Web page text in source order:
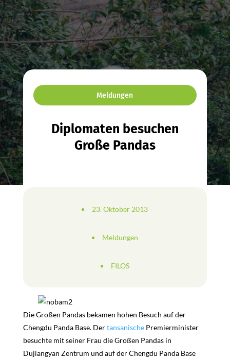
Meldungen
Diplomaten besuchen
Große Pandas
23. Oktober 2013
Meldungen
FILOS
Die Großen Pandas bekamen hohen Besuch auf der
Chengdu Panda Base. DertansanischePremierminister
besuchte mit seiner Frau die Großen Pandas in
Dujiangyan Zentrum und auf der Chengdu Panda Base